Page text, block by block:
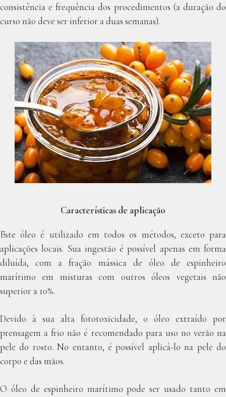
consistência e frequência dos procedimentos (a duração do
curso não deve ser inferior a duas semanas).
Características de aplicação
Este óleo é utilizado em todos os métodos, exceto para
aplicações locais. Sua ingestão é possível apenas em forma
diluída, com a fração mássica de óleo de espinheiro
marítimo em misturas com outros óleos vegetais não
superior a 10%.
Devido à sua alta fototoxicidade, o óleo extraído por
prensagem a frio não é recomendado para uso no verão na
pele do rosto. No entanto, é possível aplicá-lo na pele do
corpo e das mãos.
O óleo de espinheiro marítimo pode ser usado tanto em